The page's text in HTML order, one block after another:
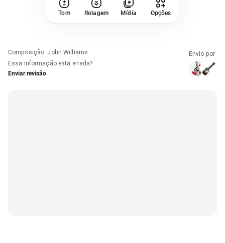
Tom Rolagem Mídia Opções
Composição: John Williams
Essa informação está errada?
Enviar revisão
Envio por